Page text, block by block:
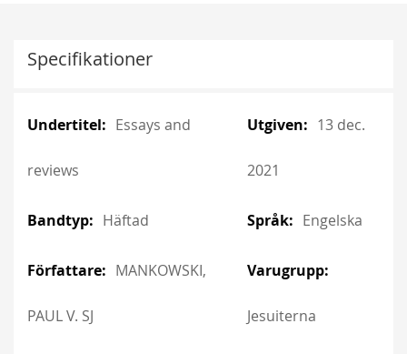
Specifikationer
Information Essays and
reviews
Häftad
MANKOWSKI,
PAUL V. SJ
Information13 dec.
2021
Engelska
Jesuiterna